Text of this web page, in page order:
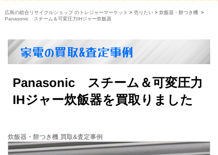
広島の総合リサイクルショップ のトレジャーマーケット > 売りたい > 炊飯器・餅つき機 >
Panasonic スチーム＆可変圧力IHジャー炊飯器
家電の買取&査定事例
Panasonic スチーム＆可変圧力
IHジャー炊飯器を買取りました
炊飯器・餅つき機 買取&査定事例